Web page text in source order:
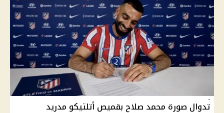
تدوال صورة محمد صلاح بقميص أتلتيكو مدريد